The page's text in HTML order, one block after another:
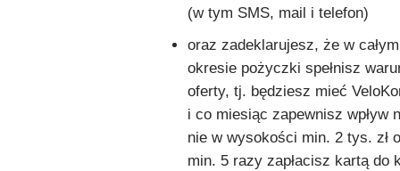
(w tym SMS, mail i telefon)
oraz zadeklarujesz, że w całym
okresie pożyczki spełnisz
oferty, tj. będziesz mieć
i co miesiąc zapewnisz wpływ
nie w wysokości min. 2 tys. zł
min. 5 razy zapłacisz kartą do